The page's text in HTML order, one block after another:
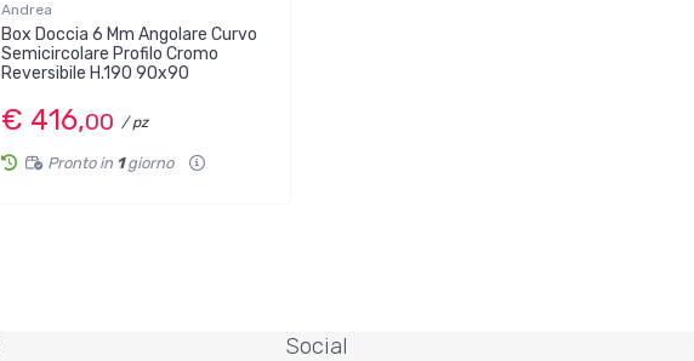
Andrea
Box Doccia 6 Mm Angolare Curvo
Semicircolare Profilo Cromo
Reversibile H.190 90x90
€ 416,00 / pz
Pronto in 1giorno
Social